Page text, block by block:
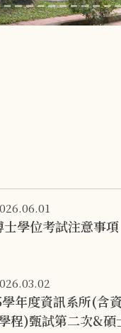
士學位考試注意事項
年度資訊系所(含
程)甄試第二次&碩